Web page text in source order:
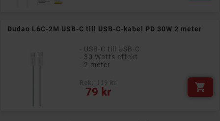
Dudao L6C-2M USB-C till USB-C-kabel PD 30W 2 meter
- USB-C till USB-C
- 30 Watts effekt
- 2 meter
79 kr
Pris 